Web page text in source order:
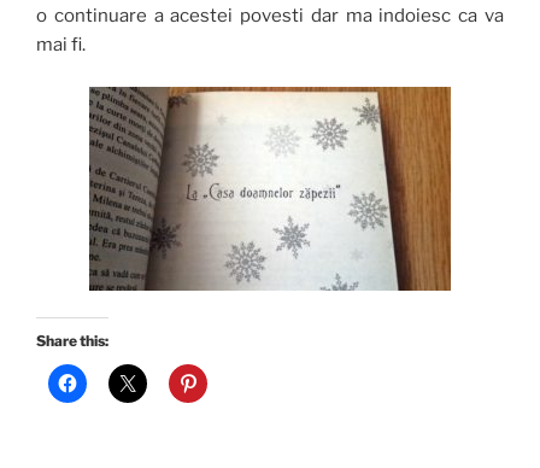
o continuare a acestei povesti dar ma indoiesc ca va
mai fi.
Share this: